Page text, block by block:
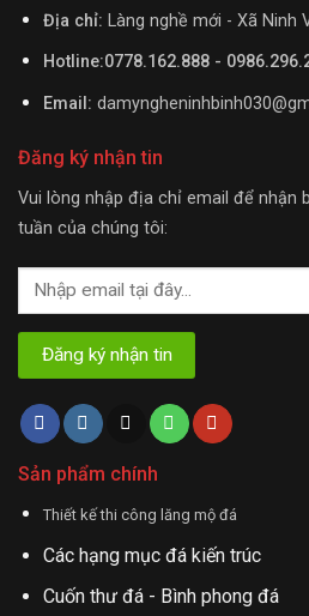
Địa chỉ: Làng nghề mới - Xã Ninh
Hotline:0778.162.888 -
Email:
Đăng ký nhận tin
Vui lòng nhập địa chỉ email để nhận
tuần của chúng tôi:
Sản phẩm chính
Thiết kế thi công lăng mộ đá
Các hạng mục đá kiến trúc
Cuốn thư đá - Bình phong đá